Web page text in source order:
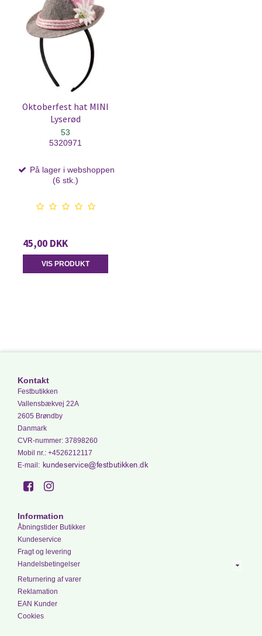
Oktoberfest hat MINI
Lyserød
53
5320971
På lager i webshoppen
(6 stk.)
45,00 DKK
VIS PRODUKT
Kontakt
Festbutikken
Vallensbækvej 22A
2605 Brøndby
Danmark
CVR-nummer: 37898260
Mobil nr.: +4526212117
E-mail:
Information
Åbningstider Butikker
Kundeservice
Fragt og levering
Handelsbetingelser
Returnering af varer
Reklamation
EAN Kunder
Cookies